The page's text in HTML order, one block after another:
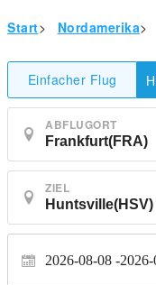
Start> Nordamerika>
Einfacher Flug
ABFLUGORT
ZIEL
2026-08-08